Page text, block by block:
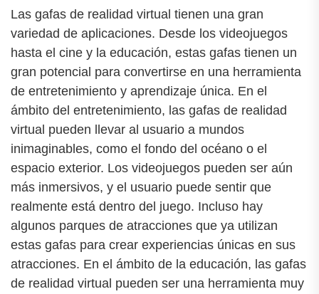
Las gafas de realidad virtual tienen una gran
variedad de aplicaciones. Desde los videojuegos
hasta el cine y la educación, estas gafas tienen un
gran potencial para convertirse en una herramienta
de entretenimiento y aprendizaje única. En el
ámbito del entretenimiento, las gafas de realidad
virtual pueden llevar al usuario a mundos
inimaginables, como el fondo del océano o el
espacio exterior. Los videojuegos pueden ser aún
más inmersivos, y el usuario puede sentir que
realmente está dentro del juego. Incluso hay
algunos parques de atracciones que ya utilizan
estas gafas para crear experiencias únicas en sus
atracciones. En el ámbito de la educación, las gafas
de realidad virtual pueden ser una herramienta muy